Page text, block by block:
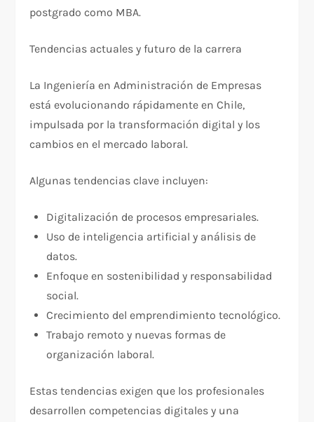
postgrado como MBA.
Tendencias actuales y futuro de la carrera
La Ingeniería en Administración de Empresas
está evolucionando rápidamente en Chile,
impulsada por la transformación digital y los
cambios en el mercado laboral.
Algunas tendencias clave incluyen:
Digitalización de procesos empresariales.
Uso de inteligencia artificial y análisis de
datos.
Enfoque en sostenibilidad y responsabilidad
social.
Crecimiento del emprendimiento tecnológico.
Trabajo remoto y nuevas formas de
organización laboral.
Estas tendencias exigen que los profesionales
desarrollen competencias digitales y una